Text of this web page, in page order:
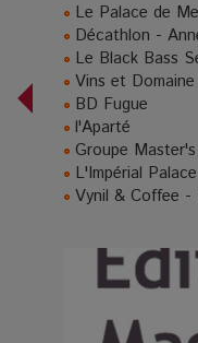
Le Palace de
Décathlon -
Le Black Bass
Vins et
BD Fugue
l'Aparté
Groupe
L'Impérial
Vynil & Coffee